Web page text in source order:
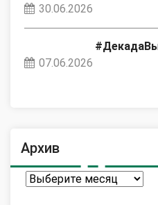
30.06.2026
07.06.2026
Архив
Архив